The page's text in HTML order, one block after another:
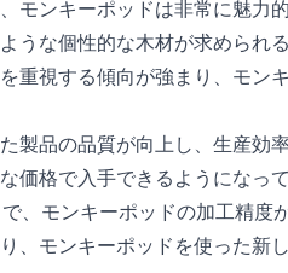
ンキーポッドは非常に魅力
うな個性的な木材が求められ
重視する傾向が強まり、モン
製品の品質が向上し、生産効
価格で入手できるようになって
、モンキーポッドの加工精度
、モンキーポッドを使った新